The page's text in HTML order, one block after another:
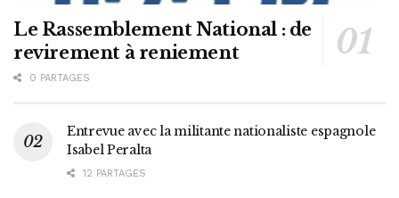
Le Rassemblement National : de
revirement à reniement
0 PARTAGES
Entrevue avec la militante nationaliste espagnole
Isabel Peralta
12 PARTAGES